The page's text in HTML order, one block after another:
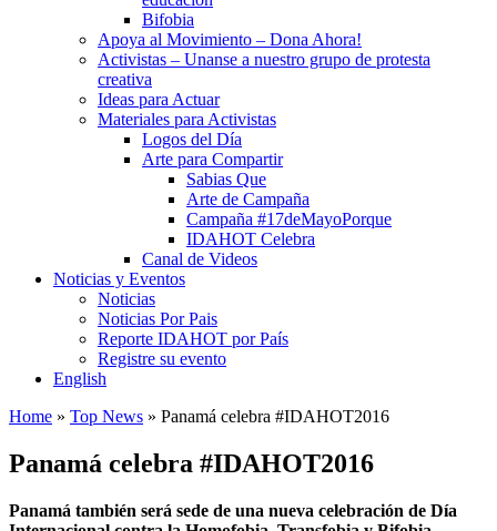
Bifobia
Apoya al Movimiento – Dona Ahora!
Activistas – Unanse a nuestro grupo de protesta
creativa
Ideas para Actuar
Materiales para Activistas
Logos del Día
Arte para Compartir
Sabias Que
Arte de Campaña
Campaña #17deMayoPorque
IDAHOT Celebra
Canal de Videos
Noticias y Eventos
Noticias
Noticias Por Pais
Reporte IDAHOT por País
Registre su evento
English
Home » Top News » Panamá celebra #IDAHOT2016
Panamá celebra #IDAHOT2016
Panamá también será sede de una nueva celebración de Día